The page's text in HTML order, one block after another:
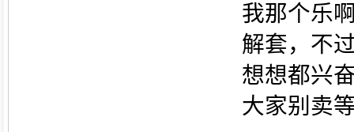
我那个乐
解套，不
想想都兴
大家别卖